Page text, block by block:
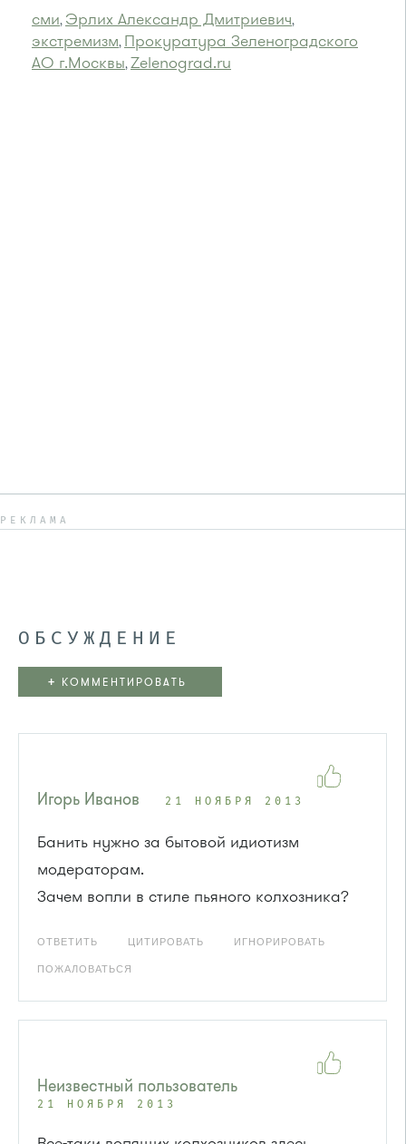
сми, Эрлих Александр Дмитриевич,
экстремизм, Прокуратура Зеленоградского
АО г.Москвы,Zelenograd.ru
РЕКЛАМА
ОБСУЖДЕНИЕ
+ КОММЕНТИРОВАТЬ
Игорь Иванов 21 НОЯБРЯ 2013
Банить нужно за бытовой идиотизм
модераторам.
Зачем вопли в стиле пьяного колхозника?
ОТВЕТИТЬ ЦИТИРОВАТЬ ИГНОРИРОВАТЬ
ПОЖАЛОВАТЬСЯ
Неизвестный пользователь
21 НОЯБРЯ 2013